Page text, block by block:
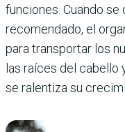
funciones. Cuando
recomendado, el
para transportar los
las raíces del cabello
se ralentiza su